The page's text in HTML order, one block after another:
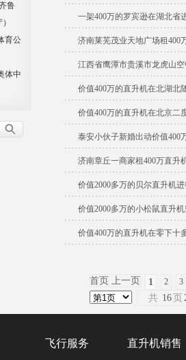
鲁
育公
体中
一架400万的罗宾逊在湖北省
济南莱芜茂业天地广场租400
江西省鹰潭市贵溪市龙虎山
价值400万的直升机在北湖北
价值400万的直升机在北京二
泰安小伙子新婚出动价值400
济南章丘一商家租400万直升
价值2000多万的贝尔直升机
价值2000多万的小松鼠直升
价值400万的直升机在零下十
首页 上一页 1 2 3
共 16 页
飞行服务 直升机销售